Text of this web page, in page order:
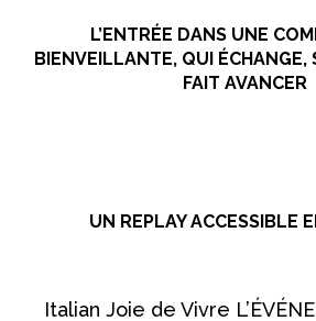
L’ENTRÉE DANS UNE
BIENVEILLANTE, QUI ÉCHANGE,
FAIT AVANCER
UN REPLAY ACCESSIBLE
Italian Joie de Vivre